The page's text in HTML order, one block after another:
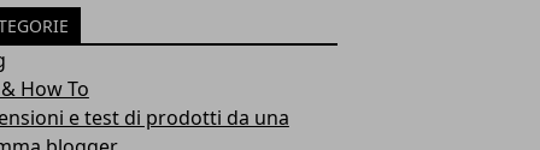
How To
e test di prodotti da una